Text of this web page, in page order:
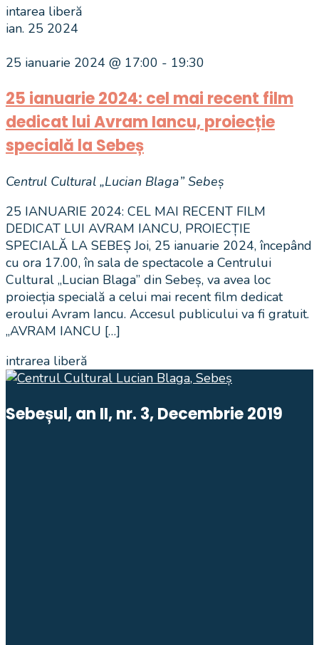
intarea liberă
ian. 25 2024
25 ianuarie 2024 @ 17:00 - 19:30
25 ianuarie 2024: cel mai recent film
dedicat lui Avram Iancu, proiecție
specială la Sebeș
Centrul Cultural „Lucian Blaga” Sebeș
25 IANUARIE 2024: CEL MAI RECENT FILM
DEDICAT LUI AVRAM IANCU, PROIECȚIE
SPECIALĂ LA SEBEȘ Joi, 25 ianuarie 2024, începând
cu ora 17.00, în sala de spectacole a Centrului
Cultural „Lucian Blaga” din Sebeș, va avea loc
proiecția specială a celui mai recent film dedicat
eroului Avram Iancu. Accesul publicului va fi gratuit.
„AVRAM IANCU […]
intrarea liberă
Sebeșul, an II, nr. 3, Decembrie 2019